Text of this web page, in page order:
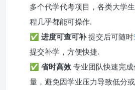
多个代学代考项目，各类大学
程几乎都能可操作.
✅ 进度可查可补提交后可随时
提交补学，方便快捷.
✅ 省时高效 专业团队快速完
量，避免因学业压力导致低分或